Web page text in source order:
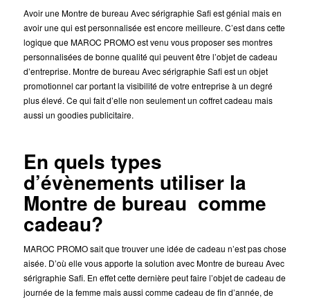
Avoir une Montre de bureau Avec sérigraphie Safi est génial mais en
avoir une qui est personnalisée est encore meilleure. C’est dans cette
logique que MAROC PROMO est venu vous proposer ses montres
personnalisées de bonne qualité qui peuvent être l’objet de cadeau
d’entreprise. Montre de bureau Avec sérigraphie Safi est un objet
promotionnel car portant la visibilité de votre entreprise à un degré
plus élevé. Ce qui fait d’elle non seulement un coffret cadeau mais
aussi un goodies publicitaire.
En quels types
d’évènements utiliser la
Montre de bureau comme
cadeau?
MAROC PROMO sait que trouver une idée de cadeau n’est pas chose
aisée. D’où elle vous apporte la solution avec Montre de bureau Avec
sérigraphie Safi. En effet cette dernière peut faire l’objet de cadeau de
journée de la femme mais aussi comme cadeau de fin d’année, de